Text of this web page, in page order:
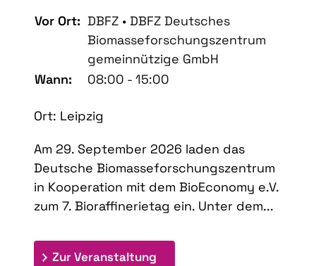
Vor Ort: DBFZ • DBFZ Deutsches
Biomasseforschungszentrum
gemeinnützige GmbH
Wann:
08:00 - 15:00
Ort: Leipzig
Am 29. September 2026 laden das
Deutsche Biomasseforschungszentrum
in Kooperation mit dem BioEconomy e.V.
zum 7. Bioraffinerietag ein. Unter dem...
Zur Veranstaltung